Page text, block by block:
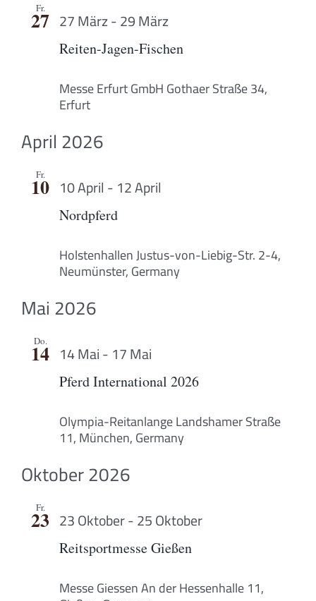
Fr.
27
Reiten-Jagen-Fischen
27 März-29 März
Messe Erfurt GmbHGothaer Straße 34,
Erfurt
April 2026
Fr.
10
Nordpferd
10 April-12 April
HolstenhallenJustus-von-Liebig-Str. 2-4,
Neumünster, Germany
Mai 2026
Do.
14
Pferd International 2026
14 Mai-17 Mai
Olympia-ReitanlangeLandshamer Straße
11, München, Germany
Oktober 2026
Fr.
23
Reitsportmesse Gießen
23 Oktober-25 Oktober
Messe GiessenAn der Hessenhalle 11,